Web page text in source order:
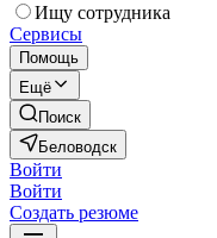
Ищу сотрудника
Сервисы
Помощь
Ещё
Поиск
Беловодск
Войти
Войти
Создать резюме